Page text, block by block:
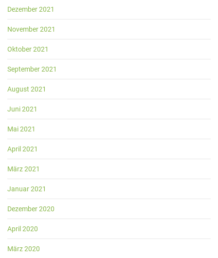
Dezember 2021
November 2021
Oktober 2021
September 2021
August 2021
Juni 2021
Mai 2021
April 2021
März 2021
Januar 2021
Dezember 2020
April 2020
März 2020